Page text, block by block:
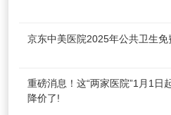
京东中美医院2025年公共卫生
重磅消息！这“两家医院”1月1日
降价了!